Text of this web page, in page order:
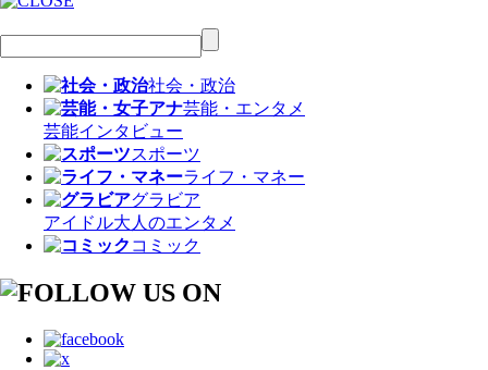
社会・政治
芸能・エンタメ
芸能インタビュー
スポーツ
ライフ・マネー
グラビア
アイドル大人のエンタメ
コミック